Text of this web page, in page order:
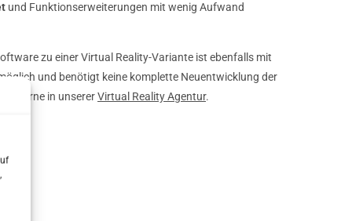
und Funktionserweiterungen mit wenig Aufwand
zu einer Virtual Reality-Variante ist ebenfalls mit
und benötigt keine komplette Neuentwicklung der
gerne in unsererVirtual Reality Agentur.